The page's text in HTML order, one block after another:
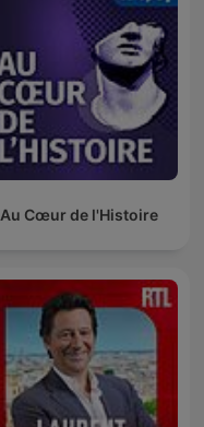
Au Cœur de l'Histoire